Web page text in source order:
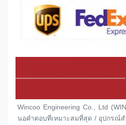
Wincoo Engineering Co., Ltd
นอคําตอบที่เหมาะสมที่สุด / อุปกรณ์